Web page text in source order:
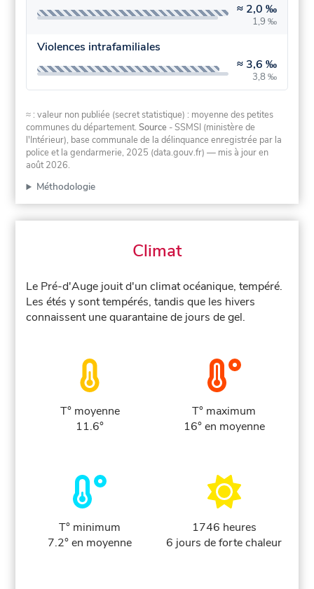
≈ 2,0 ‰
1,9 ‰
Violences intrafamiliales
≈ 3,6 ‰
3,8 ‰
≈ : valeur non publiée (secret statistique) : moyenne des petites
communes du département.Source - SSMSI (ministère de
l'Intérieur), base communale de la délinquance enregistrée par la
police et la gendarmerie, 2025 (data.gouv.fr) — mis à jour en
août 2026.
Méthodologie
Climat
Le Pré-d'Auge jouit d'un climat océanique, tempéré.
Les étés y sont tempérés, tandis que les hivers
connaissent une quarantaine de jours de gel.
T° moyenne
11.6°
T° maximum
16° en moyenne
T° minimum
7.2° en moyenne
1746 heures
6 jours de forte chaleur